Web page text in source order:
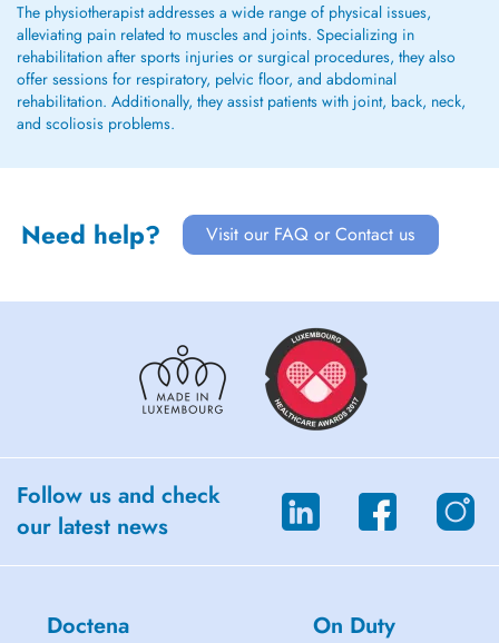
The physiotherapist addresses a wide range of physical issues,
alleviating pain related to muscles and joints. Specializing in
rehabilitation after sports injuries or surgical procedures, they also
offer sessions for respiratory, pelvic floor, and abdominal
rehabilitation. Additionally, they assist patients with joint, back, neck,
and scoliosis problems.
Need help? Visit our FAQ or Contact us
Follow us and check
our latest news
Doctena On Duty